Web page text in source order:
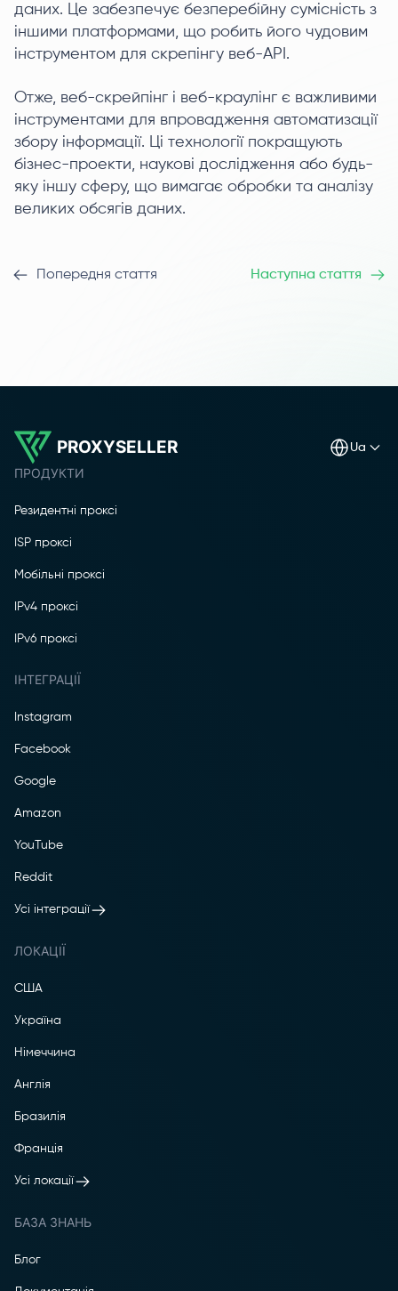
даних. Це забезпечує безперебійну сумісність з
іншими платформами, що робить його чудовим
інструментом для скрепінгу веб-API.
Отже, веб-скрейпінг і веб-краулінг є важливими
інструментами для впровадження автоматизації
збору інформації. Ці технології покращують
бізнес-проекти, наукові дослідження або будь-
яку іншу сферу, що вимагає обробки та аналізу
великих обсягів даних.
Попередня стаття Наступна стаття
PROXYSELLER ua
ПРОДУКТИ
Резидентні проксі
ISP проксі
Мобільні проксі
IPv4 проксі
IPv6 проксі
ІНТЕГРАЦІЇ
Instagram
Facebook
Google
Amazon
YouTube
Reddit
Усі інтеграції
ЛОКАЦІЇ
США
Україна
Німеччина
Англія
Бразилія
Франція
Усі локації
БАЗА ЗНАНЬ
Блог